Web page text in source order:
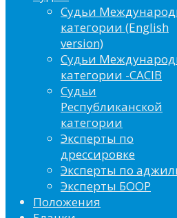
Судьи
категории (English
version)
Судьи
категории -CACIB
Судьи
Республиканской
категории
Эксперты по
дрессировке
Эксперты по
Эксперты БООР
Положения